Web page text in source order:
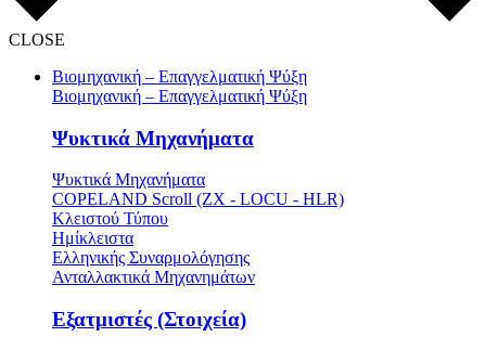
CLOSE
Βιομηχανική – Επαγγελματική Ψύξη
Βιομηχανική – Επαγγελματική Ψύξη
Ψυκτικά Μηχανήματα
Ψυκτικά Μηχανήματα
COPELAND Scroll (ZX - LOCU - HLR)
Κλειστού Τύπου
Ημίκλειστα
Ελληνικής Συναρμολόγησης
Ανταλλακτικά Μηχανημάτων
Εξατμιστές (Στοιχεία)